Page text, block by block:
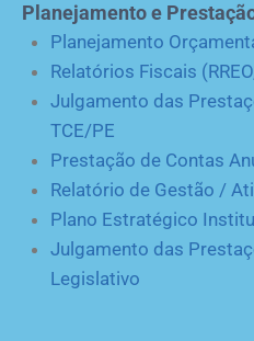
Planejamento e
Planejamento
Relatórios Fiscais
Julgamento das
TCE/PE
Prestação de Contas
Relatório de Gestão /
Plano Estratégico
Julgamento das
Legislativo